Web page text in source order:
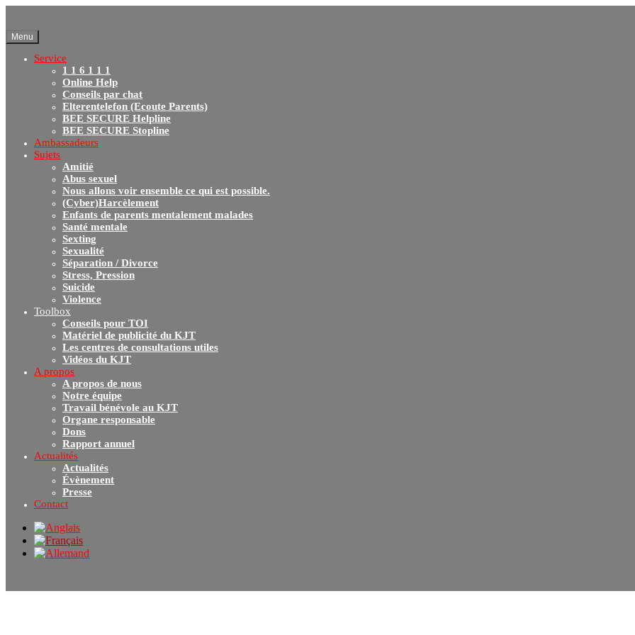
Menu
Service
1 1 6 1 1 1
Online Help
Conseils par chat
Elterentelefon (Ecoute Parents)
BEE SECURE Helpline
BEE SECURE Stopline
Ambassadeurs
Sujets
Amitié
Abus sexuel
Nous allons voir ensemble ce qui est possible.
(Cyber)Harcèlement
Enfants de parents mentalement malades
Santé mentale
Sexting
Sexualité
Séparation / Divorce
Stress, Pression
Suicide
Violence
Toolbox
Conseils pour TOI
Matériel de publicité du KJT
Les centres de consultations utiles
Vidéos du KJT
A propos
A propos de nous
Notre équipe
Travail bénévole au KJT
Organe responsable
Dons
Rapport annuel
Actualités
Actualités
Évènement
Presse
Contact